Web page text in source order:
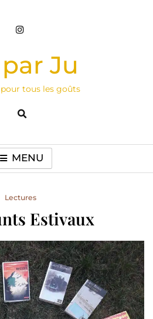
Ju
tous les goûts
MENU
Lectures
Estivaux